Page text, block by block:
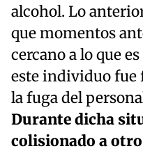
alcohol. Lo
que momentos
cercano a lo que
este individuo fue
la fuga del
Durante dicha
colisionado a